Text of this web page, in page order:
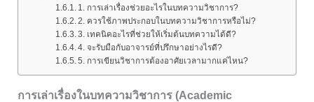
1. การเล่าเรื่องช่วยอะไรในบทความวิชาการ?
2. ควรใช้ภาพประกอบในบทความวิชาการหรือไม่?
3. เทคนิคอะไรที่ช่วยให้เริ่มต้นบทความได้ดี?
4. จะรับมือกับอาจารย์ที่ปรึกษาอย่างไรดี?
5. การเขียนวิชาการต้องอาศัยเวลามากแค่ไหน?
การเล่าเรื่องในบทความวิชาการ (Academic